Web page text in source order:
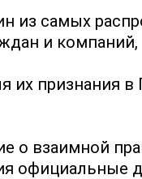
из самых
и
их признания
о взаимной